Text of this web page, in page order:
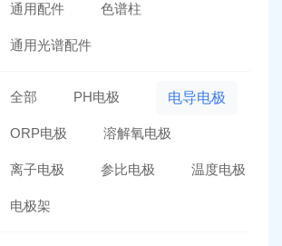
通用配件 色谱柱
通用光谱配件
全部 PH电极 电导电极
ORP电极 溶解氧电极
离子电极 参比电极 温度电极
电极架